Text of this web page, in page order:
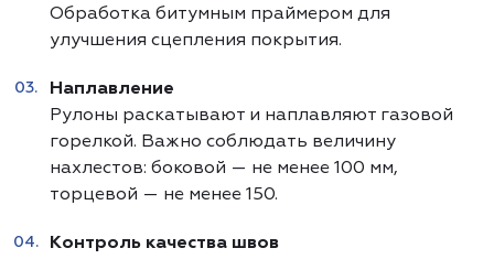
Обработка битумным праймером для
улучшения сцепления покрытия.
Наплавление
Рулоны раскатывают и наплавляют газовой
горелкой. Важно соблюдать величину
нахлестов: боковой — не менее 100 мм,
торцевой — не менее 150.
Контроль качества швов